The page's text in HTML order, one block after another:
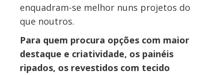
enquadram-se melhor nuns projetos do
que noutros.
Para quem procura opções com maior
destaque e criatividade, os painéis
ripados, os revestidos com tecido